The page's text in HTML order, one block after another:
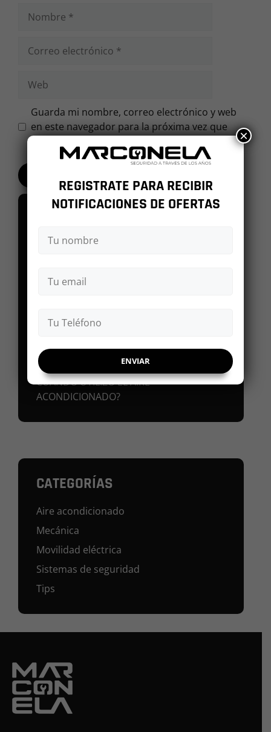
Nombre
Correo
electrónico
Web
Guarda mi nombre, correo electrónico y web
en este navegador para la próxima vez que
El freno de mano: Mantén el control de
¿Qué tan importante es el cambio de
ACONDICIONADO Y EVITAR DAÑOS
Líquido de frenos: ¿Qué debo saber?
¿MI VEHÍCULO CONSUME GASOLINA
CUANDO UTILIZO EL AIRE
ACONDICIONADO?
CATEGORÍAS
Aire acondicionado
Mecánica
Movilidad eléctrica
Sistemas de seguridad
Tips
REGISTRATE PARA RECIBIR
NOTIFICACIONES DE OFERTAS
×